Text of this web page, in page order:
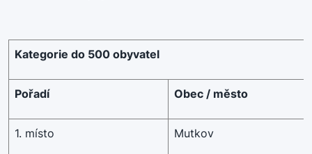
Kategorie do 500 obyvatel
Pořadí Obec / město
1. místo Mutkov